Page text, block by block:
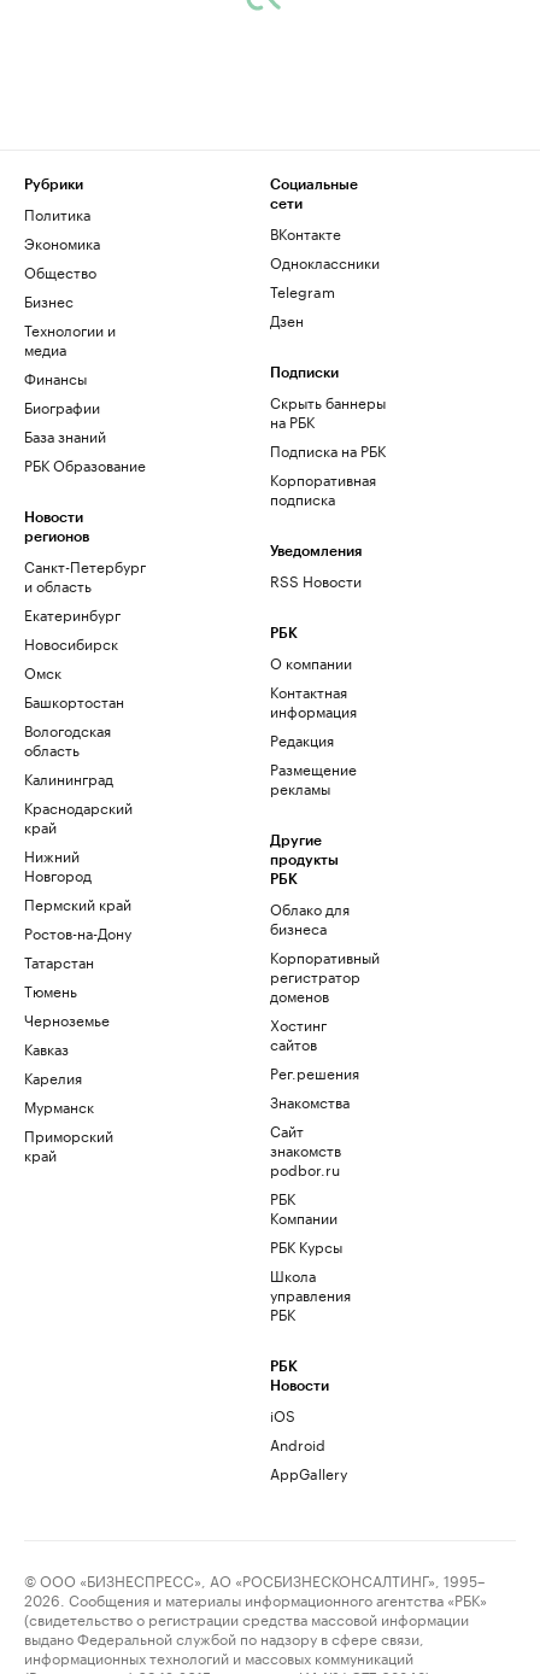
Рубрики
Политика
Экономика
Общество
Бизнес
Технологии и
медиа
Финансы
Биографии
База знаний
РБК Образование
Новости
регионов
Санкт-Петербург
и область
Екатеринбург
Новосибирск
Омск
Башкортостан
Вологодская
область
Калининград
Краснодарский
край
Нижний
Новгород
Пермский край
Ростов-на-Дону
Татарстан
Тюмень
Черноземье
Кавказ
Карелия
Мурманск
Приморский
край
Социальные
сети
ВКонтакте
Одноклассники
Telegram
Дзен
Подписки
Скрыть баннеры
на РБК
Подписка на РБК
Корпоративная
подписка
Уведомления
RSS Новости
РБК
О компании
Контактная
информация
Редакция
Размещение
рекламы
Другие
продукты
РБК
Облако для
бизнеса
Корпоративный
регистратор
доменов
Хостинг
сайтов
Рег.решения
Знакомства
Сайт
знакомств
podbor.ru
РБК
Компании
РБК Курсы
Школа
управления
РБК
РБК
Новости
iOS
Android
AppGallery
© ООО «БИЗНЕСПРЕСС», АО «РОСБИЗНЕСКОНСАЛТИНГ», 1995–
2026. Сообщения и материалы информационного агентства «РБК»
(свидетельство о регистрации средства массовой информации
выдано Федеральной службой по надзору в сфере связи,
информационных технологий и массовых коммуникаций